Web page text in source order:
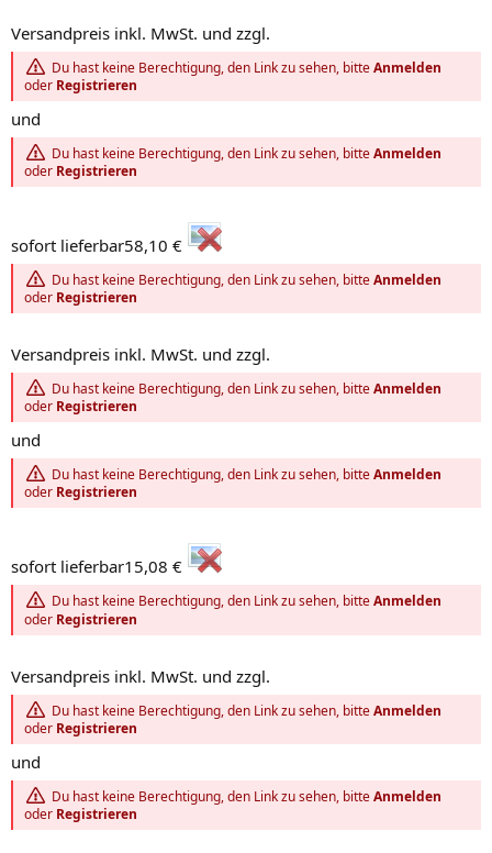
Versandpreis inkl. MwSt. und zzgl.
Du hast keine Berechtigung, den Link zu sehen, bitteAnmelden
oder Registrieren
und
Du hast keine Berechtigung, den Link zu sehen, bitteAnmelden
oder Registrieren
sofort lieferbar58,10 €
Du hast keine Berechtigung, den Link zu sehen, bitteAnmelden
oder Registrieren
Versandpreis inkl. MwSt. und zzgl.
Du hast keine Berechtigung, den Link zu sehen, bitteAnmelden
oder Registrieren
und
Du hast keine Berechtigung, den Link zu sehen, bitteAnmelden
oder Registrieren
sofort lieferbar15,08 €
Du hast keine Berechtigung, den Link zu sehen, bitteAnmelden
oder Registrieren
Versandpreis inkl. MwSt. und zzgl.
Du hast keine Berechtigung, den Link zu sehen, bitteAnmelden
oder Registrieren
und
Du hast keine Berechtigung, den Link zu sehen, bitteAnmelden
oder Registrieren